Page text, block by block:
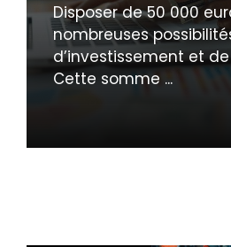
Disposer de 50 000
nombreuses
d’investissement et
Cette somme ...